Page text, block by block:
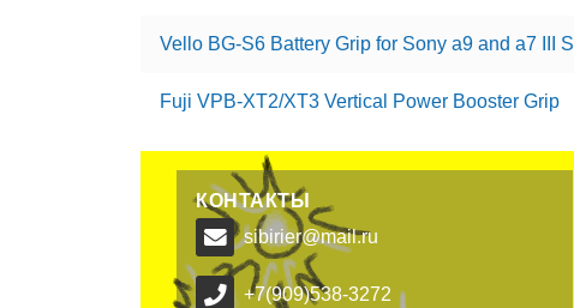
Vello BG-S6 Battery Grip for Sony a9 and a7 III
Fuji VPB-XT2/XT3 Vertical Power Booster Grip
КОНТАКТЫ
sibirier@mail.ru
+7(909)538-3272